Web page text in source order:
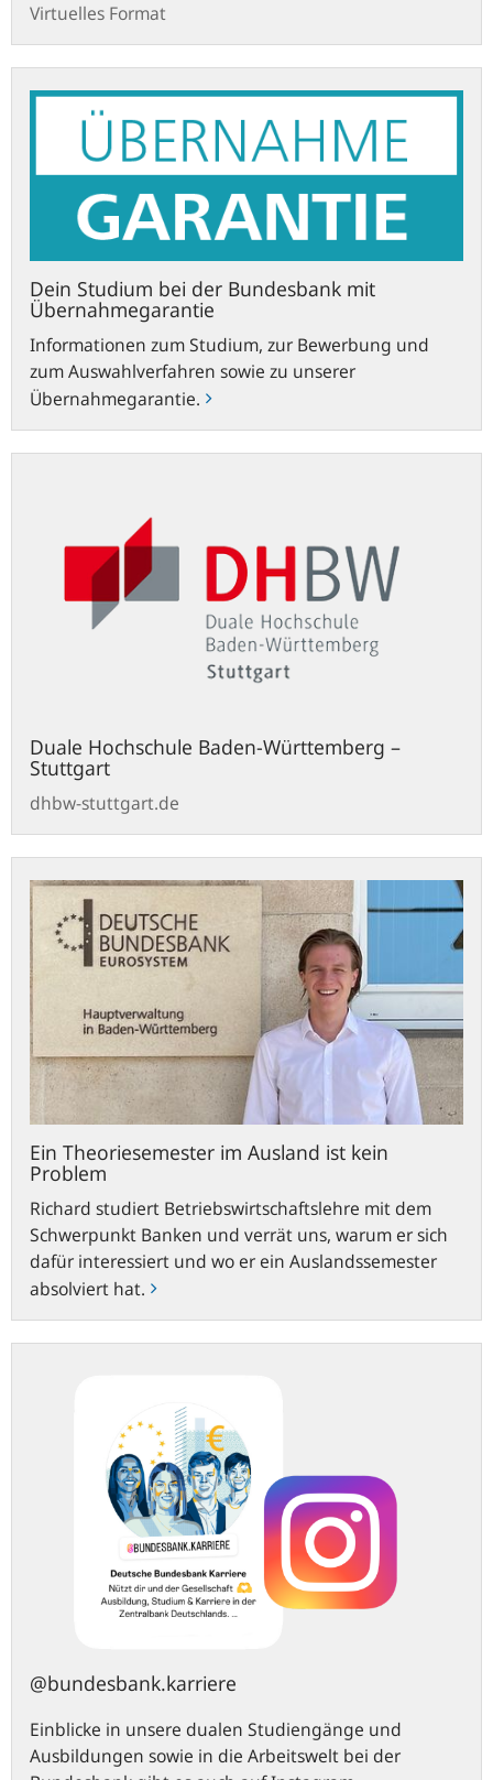
Virtuelles Format
Dein Studium bei der Bundesbank mit
Übernahmegarantie
Informationen zum Studium, zur Bewerbung und
zum Auswahlverfahren sowie zu unserer
Übernahmegarantie.
Übernahmegarantie
Duale Hochschule Baden-Württemberg –
Stuttgart
dhbw-stuttgart.de
Ein Theoriesemester im Ausland ist kein
Problem
Richard studiert Betriebswirtschaftslehre mit dem
Schwerpunkt Banken und verrät uns, warum er sich
dafür interessiert und wo er ein Auslandssemester
absolviert hat.
Theoriesemester
im
Ausland
Problem
@bundesbank.karriere
Einblicke in unsere dualen Studiengänge und
Ausbildungen sowie in die Arbeitswelt bei der